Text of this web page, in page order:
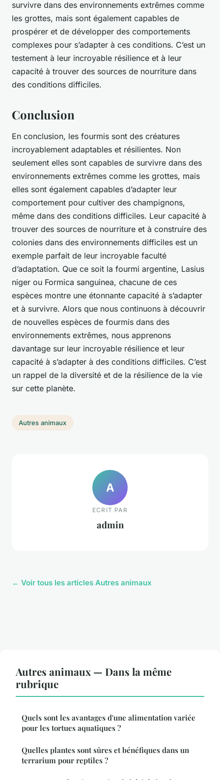
survivre dans des environnements extrêmes comme
les grottes, mais sont également capables de
prospérer et de développer des comportements
complexes pour s’adapter à ces conditions. C’est un
testement à leur incroyable résilience et à leur
capacité à trouver des sources de nourriture dans
des conditions difficiles.
Conclusion
En conclusion, les fourmis sont des créatures
incroyablement adaptables et résilientes. Non
seulement elles sont capables de survivre dans des
environnements extrêmes comme les grottes, mais
elles sont également capables d’adapter leur
comportement pour cultiver des champignons,
même dans des conditions difficiles. Leur capacité à
trouver des sources de nourriture et à construire des
colonies dans des environnements difficiles est un
exemple parfait de leur incroyable faculté
d’adaptation. Que ce soit la fourmi argentine, Lasius
niger ou Formica sanguinea, chacune de ces
espèces montre une étonnante capacité à s’adapter
et à survivre. Alors que nous continuons à découvrir
de nouvelles espèces de fourmis dans des
environnements extrêmes, nous apprenons
davantage sur leur incroyable résilience et leur
capacité à s’adapter à des conditions difficiles. C’est
un rappel de la diversité et de la résilience de la vie
sur cette planète.
Autres animaux
A
ECRIT PAR
admin
← Voir tous les articles Autres animaux
Autres animaux — Dans la même
rubrique
Quels sont les avantages d'une alimentation variée
pour les tortues aquatiques ?
Quelles plantes sont sûres et bénéfiques dans un
terrarium pour reptiles ?